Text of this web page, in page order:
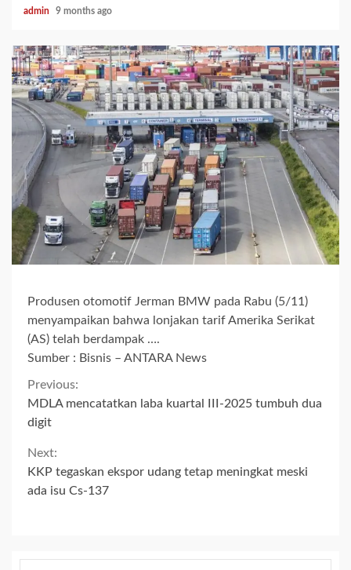
admin 9 months ago
Produsen otomotif Jerman BMW pada Rabu (5/11)
menyampaikan bahwa lonjakan tarif Amerika Serikat
(AS) telah berdampak ….
Sumber : Bisnis – ANTARA News
Continue
Reading
Previous:
MDLA mencatatkan laba kuartal III-2025 tumbuh dua
digit
Next:
KKP tegaskan ekspor udang tetap meningkat meski
ada isu Cs-137